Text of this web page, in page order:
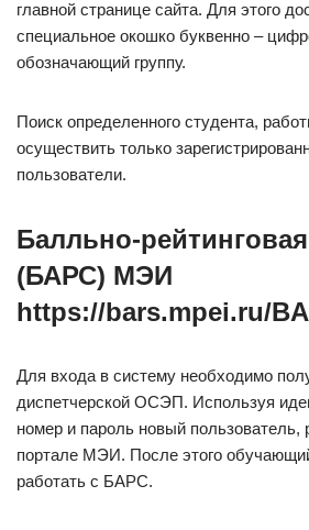
главной странице сайта. Для этого
специальное окошко буквенно –
обозначающий группу.
Поиск определенного студента,
осуществить только
пользователи.
Балльно-
(БАРС) МЭИ
https://bars.mpei.ru/
Для входа в систему необходимо
диспетчерской ОСЭП. Используя
номер и пароль новый пользователь,
портале МЭИ. После этого
работать с БАРС.